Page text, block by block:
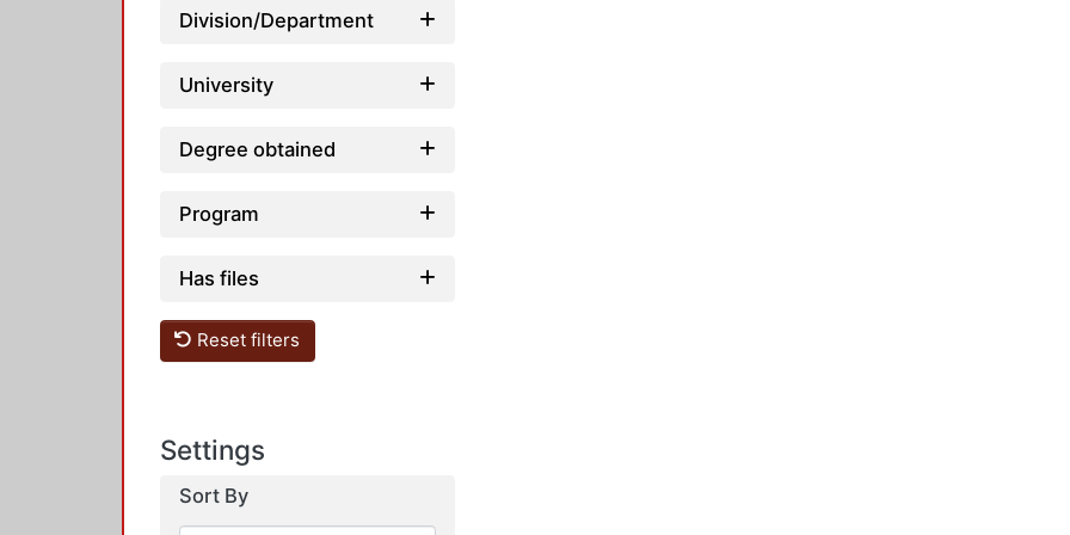
Division/Department
University
Degree obtained
Program
Has files
Reset filters
Settings
Sort By